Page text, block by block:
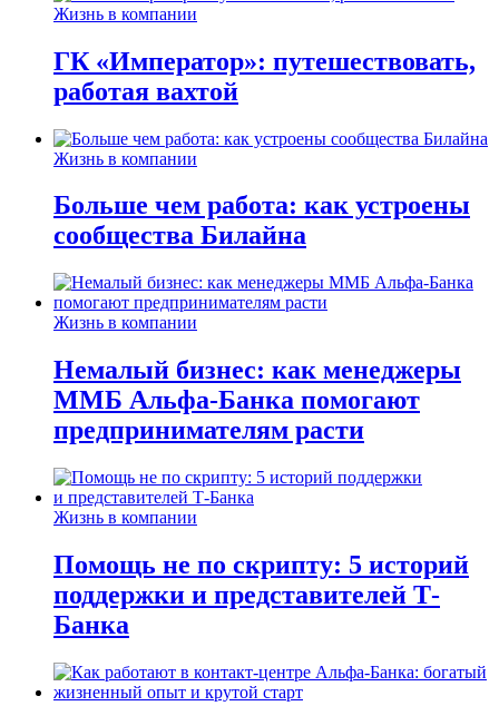
Жизнь в компании
ГК «Император»: путешествовать,
работая вахтой
Жизнь в компании
Больше чем работа: как устроены
сообщества Билайна
Жизнь в компании
Немалый бизнес: как менеджеры
ММБ Альфа-Банка помогают
предпринимателям расти
Жизнь в компании
Помощь не по скрипту: 5 историй
поддержки и представителей Т-
Банка